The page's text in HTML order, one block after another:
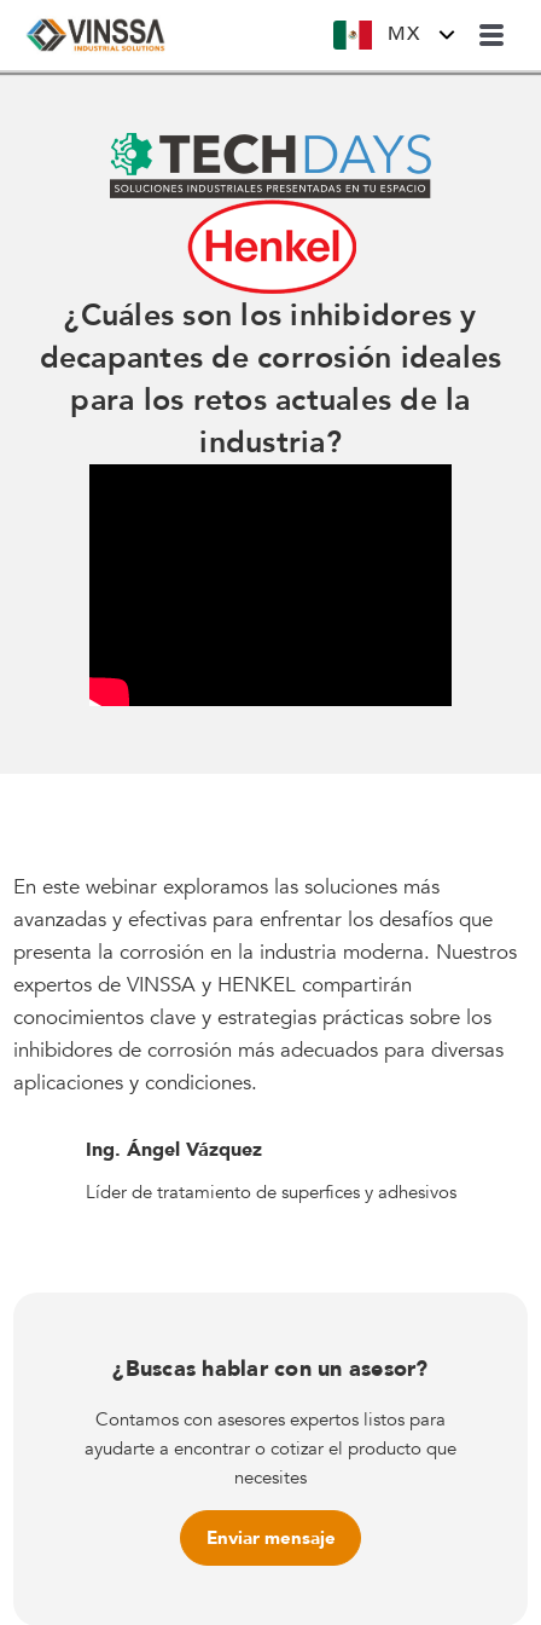
MX
¿Cuáles son los inhibidores y
decapantes de corrosión ideales
para los retos actuales de la
industria?
En este webinar exploramos las soluciones más
avanzadas y efectivas para enfrentar los desafíos que
presenta la corrosión en la industria moderna. Nuestros
expertos de VINSSA y HENKEL compartirán
conocimientos clave y estrategias prácticas sobre los
inhibidores de corrosión más adecuados para diversas
aplicaciones y condiciones.
Ing. Ángel Vázquez
Líder de tratamiento de superfices y adhesivos
¿Buscas hablar con un asesor?
Contamos con asesores expertos listos para
ayudarte a encontrar o cotizar el producto que
necesites
Enviar mensaje